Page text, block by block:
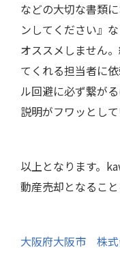
などの大切な書類
ンしてください』
オススメしません
てくれる担当者に
ル回避に必ず繋が
説明がフワッとし
以上となります。
動産売却となること
大阪府大阪市 株